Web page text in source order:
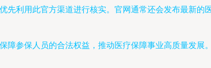
利用此官方渠道进行核实。官网通常还会发布最新的
参保人员的合法权益，推动医疗保障事业高质量发展。